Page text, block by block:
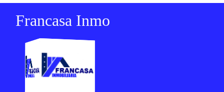
Francasa Inmo